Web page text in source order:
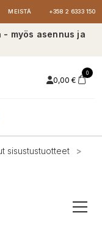
MEISTÄ +358 2 6333 150
myös asennus ja
0,00 €
0
sisustustuotteet
>